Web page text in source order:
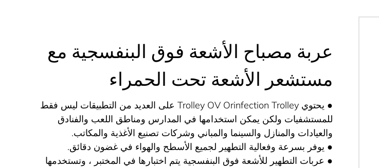
عربة مصباح الأشعة فوق البنفسجية مع
مستشعر الأشعة تحت الحمراء
● يحتوي Trolley OV Orinfection Trolley على العديد من التطبيقات ليس فقط
للمستشفيات ولكن يمكن استخدامها في المدارس ومناطق اللعب والفنادق
والعيادات والمنازل والسينما والمباني وشركات تصنيع الأغذية والمكاتب.
● يوفر بسرعة وفعالية التطهير لجميع الأسطح والهواء في غضون دقائق.
● عربات التطهير للأشعة فوق البنفسجية يتم اختبارها في المختبر ، وتستخدمها